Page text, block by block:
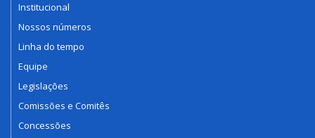
Institucional
Nossos números
Linha do tempo
Equipe
Legislações
Comissões e Comitês
Concessões